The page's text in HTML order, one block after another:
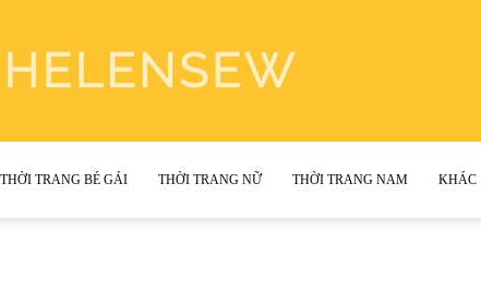
THỜI TRANG BÉ GÁI THỜI TRANG NỮ THỜI TRANG NAM KHÁC